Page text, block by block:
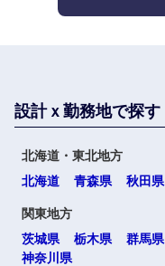
設計ｘ勤務地で探す
北海道・東北地方
北海道
青森県 秋田県
関東地方
茨城県
栃木県 群馬県
神奈川県